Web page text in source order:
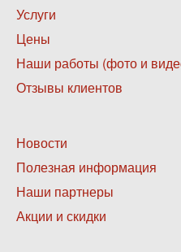
Нижнее
меню
1
Услуги
Цены
Наши работы (фото и
Отзывы клиентов
Нижнее
меню
2
Новости
Полезная информация
Наши партнеры
Акции и скидки